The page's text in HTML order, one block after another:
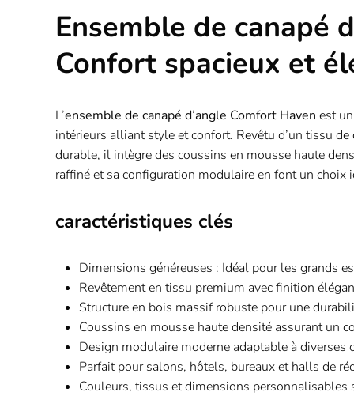
Ensemble de canapé
Confort spacieux et
L’ensemble de canapé d’angle Comfort Haven est
intérieurs alliant style et confort. Revêtu d’un tissu
durable, il intègre des coussins en mousse haute
raffiné et sa configuration modulaire en font un choix
caractéristiques clés
Dimensions généreuses : Idéal pour les grands
Revêtement en tissu premium avec finition
Structure en bois massif robuste pour une
Coussins en mousse haute densité assurant un
Design modulaire moderne adaptable à diverses
Parfait pour salons, hôtels, bureaux et halls de
Couleurs, tissus et dimensions personnalisables